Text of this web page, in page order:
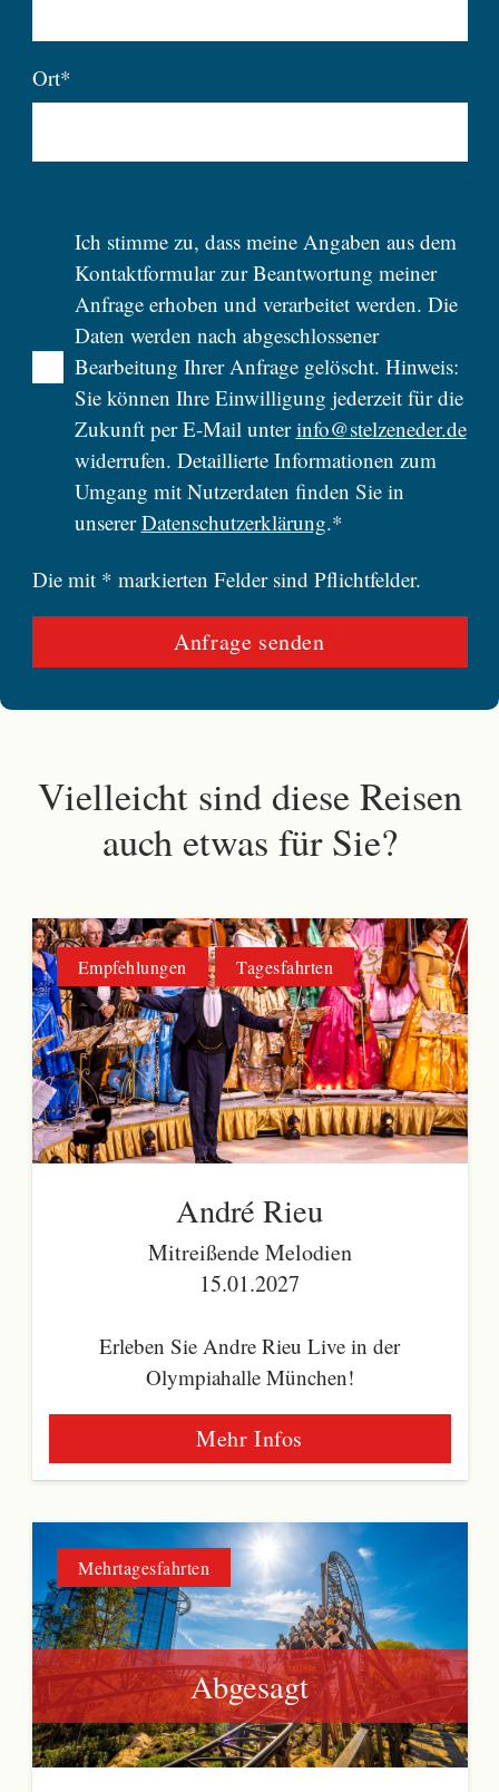
Ort*
Ich stimme zu, dass meine Angaben aus dem
Kontaktformular zur Beantwortung meiner
Anfrage erhoben und verarbeitet werden. Die
Daten werden nach abgeschlossener
Bearbeitung Ihrer Anfrage gelöscht. Hinweis:
Sie können Ihre Einwilligung jederzeit für die
Zukunft per E-Mail unterinfo@stelzeneder.de
widerrufen. Detaillierte Informationen zum
Umgang mit Nutzerdaten finden Sie in
unsererDatenschutzerklärung.*
Die mit * markierten Felder sind Pflichtfelder.
Vielleicht sind diese Reisen
auch etwas für Sie?
Empfehlungen Tagesfahrten
André Rieu
Mitreißende Melodien
15.01.2027
Erleben Sie Andre Rieu Live in der
Olympiahalle München!
Mehr Infos
Abgesagt
Mehrtagesfahrten